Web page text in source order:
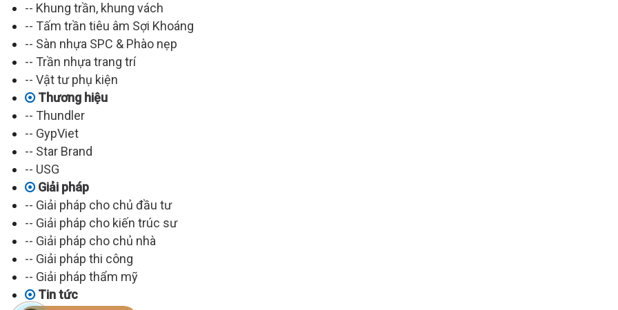
-- Khung trần, khung vách
-- Tấm trần tiêu âm Sợi Khoáng
-- Sàn nhựa SPC & Phào nẹp
-- Trần nhựa trang trí
-- Vật tư phụ kiện
Thương hiệu
-- Thundler
-- GypViet
-- Star Brand
-- USG
Giải pháp
-- Giải pháp cho chủ đầu tư
-- Giải pháp cho kiến trúc sư
-- Giải pháp cho chủ nhà
-- Giải pháp thi công
-- Giải pháp thẩm mỹ
Tin tức